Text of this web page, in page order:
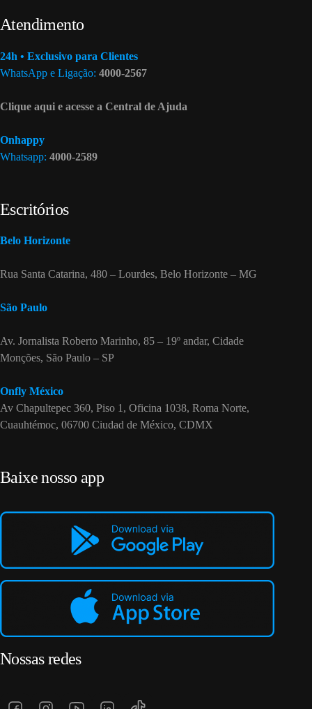
Atendimento
24h • Exclusivo para Clientes
WhatsApp e Ligação: 4000-2567
Clique aqui e acesse a Central de Ajuda
Onhappy
Whatsapp: 4000-2589
Escritórios
Belo Horizonte
Rua Santa Catarina, 480 – Lourdes, Belo Horizonte – MG
São Paulo
Av. Jornalista Roberto Marinho, 85 – 19º andar, Cidade
Monções, São Paulo – SP
Onfly México
Av Chapultepec 360, Piso 1, Oficina 1038, Roma Norte,
Cuauhtémoc, 06700 Ciudad de México, CDMX
Baixe nosso app
Nossas redes